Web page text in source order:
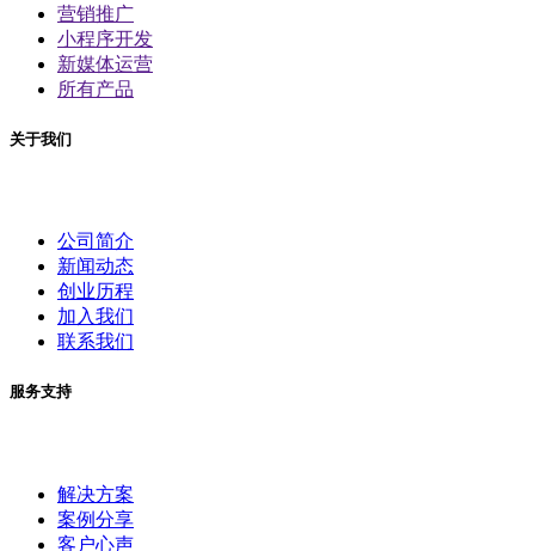
营销推广
小程序开发
新媒体运营
所有产品
关于我们
公司简介
新闻动态
创业历程
加入我们
联系我们
服务支持
解决方案
案例分享
客户心声